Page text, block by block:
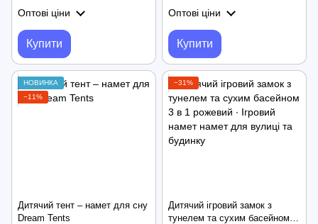
Оптові ціни
Купити
Оптові ціни
Купити
НОВИНКА
−11%
Дитячий тент – намет для сну
Dream Tents
−31%
Дитячий ігровий замок з
тунелем та сухим басейном 3